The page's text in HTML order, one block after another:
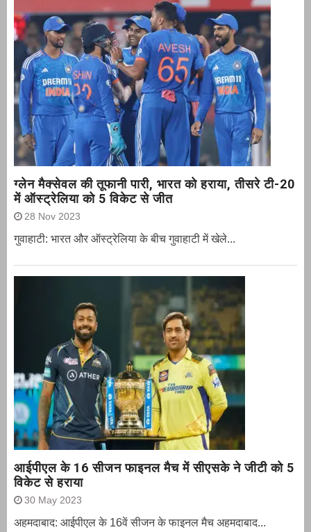
ग्‍लेन मैक्‍सेवल की तूफानी पारी, भारत को हराया, तीसरे टी-20
में ऑस्ट्रेलिया को 5 विकेट से जीत
28 Nov 2023
गुवाहाटी: भारत और ऑस्‍ट्रेलिया के बीच गुवाहाटी में खेले...
आईपीएल के 16 सीजन फाइनल मैच में सीएसके ने जीटी को 5
विकेट से हराया
30 May 2023
अहमदाबाद: आईपीएल के 16वें सीजन के फाइनल मैच अहमदाबाद...